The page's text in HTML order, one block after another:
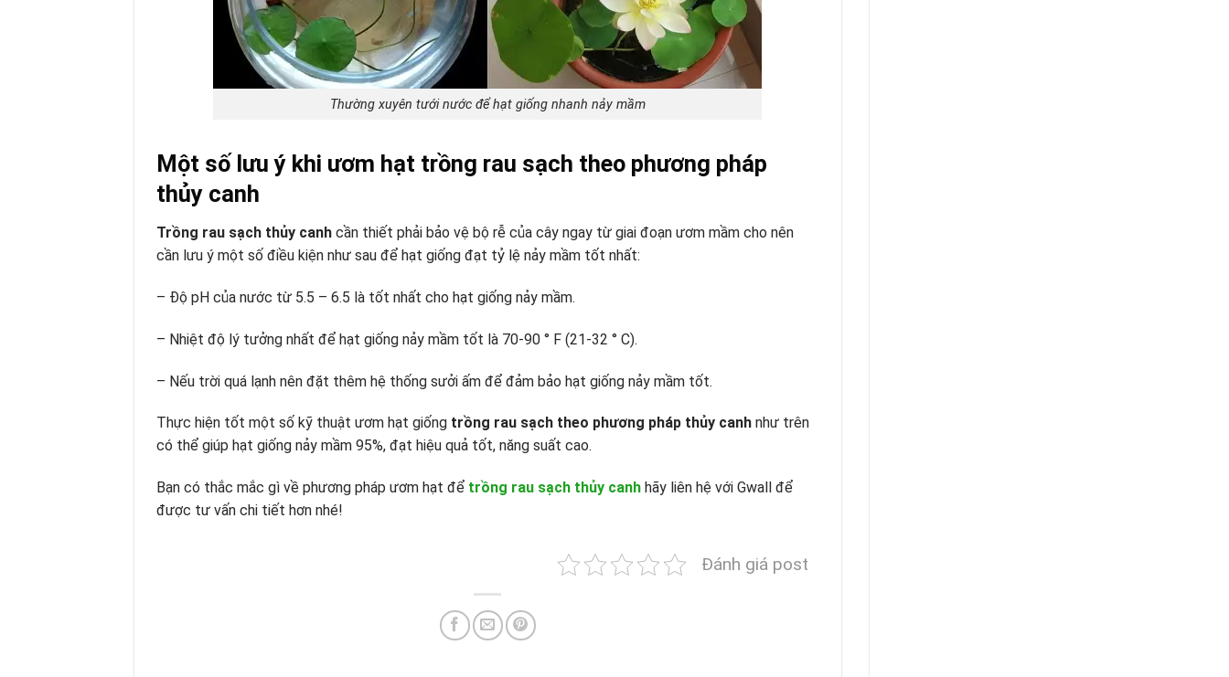
Thường xuyên tưới nước để hạt giống nhanh nảy mầm
Một số lưu ý khi ươm hạt trồng rau sạch theo phương pháp
thủy canh
Trồng rau sạch thủy canh cần thiết phải bảo vệ bộ rễ của cây ngay từ giai đoạn ươm mầm cho nên
cần lưu ý một số điều kiện như sau để hạt giống đạt tỷ lệ nảy mầm tốt nhất:
– Độ pH của nước từ 5.5 – 6.5 là tốt nhất cho hạt giống nảy mầm.
– Nhiệt độ lý tưởng nhất để hạt giống nảy mầm tốt là 70-90 ° F (21-32 ° C).
– Nếu trời quá lạnh nên đặt thêm hệ thống sưởi ấm để đảm bảo hạt giống nảy mầm tốt.
Thực hiện tốt một số kỹ thuật ươm hạt giống trồng rau sạch theo phương pháp thủy canh như trên
có thể giúp hạt giống nảy mầm 95%, đạt hiệu quả tốt, năng suất cao.
Bạn có thắc mắc gì về phương pháp ươm hạt để trồng rau sạch thủy canh hãy liên hệ với Gwall để
được tư vấn chi tiết hơn nhé!
Đánh giá post